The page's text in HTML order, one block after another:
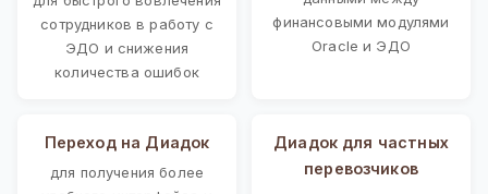
сотрудников в работу с
ЭДО и снижения
количества ошибок
финансовыми модулями
Oracle и ЭДО
Переход на Диадок
для получения более
Диадок для частных
перевозчиков